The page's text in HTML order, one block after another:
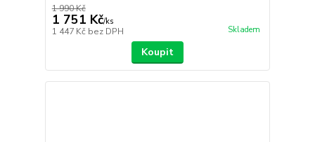
1 990 Kč
1 751 Kč/ks
1 447 Kč bez DPH Skladem
Koupit